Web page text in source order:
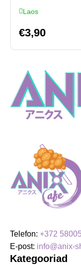
Laos
€3,90
Telefon: +372
E-post: info@anix-
Kategooriad